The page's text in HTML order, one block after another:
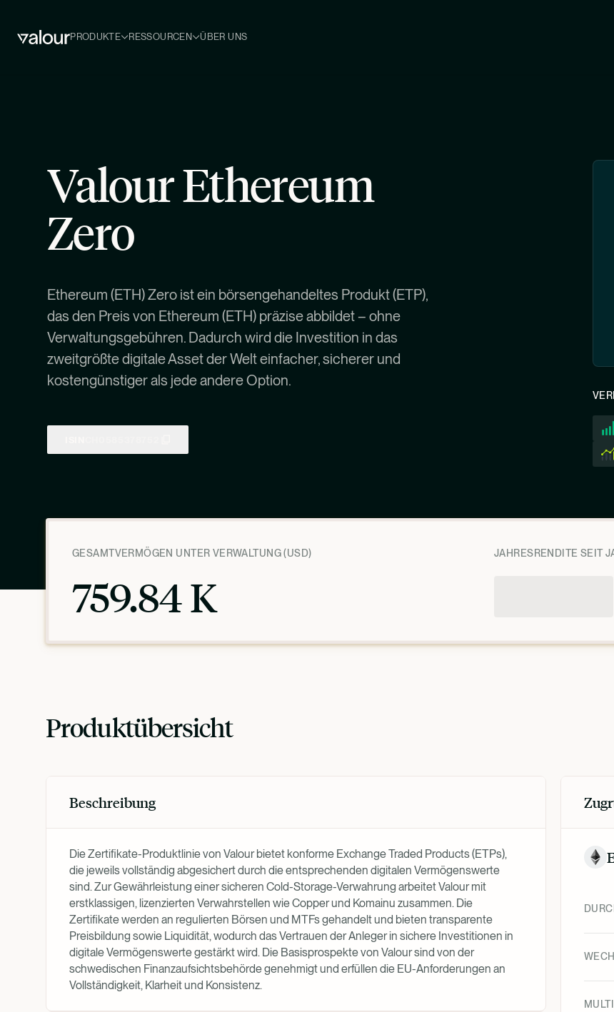
PRODUKTE RESSOURCEN ÜBER UNS
Valour Ethereum
Zero
Ethereum (ETH) Zero ist ein börsengehandeltes Produkt (ETP),
das den Preis von Ethereum (ETH) präzise abbildet – ohne
Verwaltungsgebühren. Dadurch wird die Investition in das
zweitgrößte digitale Asset der Welt einfacher, sicherer und
kostengünstiger als jede andere Option.
GESAMTVERMÖGEN UNTER VERWALTUNG (USD)
759.84 K
JAHRESRENDITE SEIT
Produktübersicht
Beschreibung
Die Zertifikate-Produktlinie von Valour bietet konforme Exchange Traded Products (ETPs),
die jeweils vollständig abgesichert durch die entsprechenden digitalen Vermögenswerte
sind. Zur Gewährleistung einer sicheren Cold-Storage-Verwahrung arbeitet Valour mit
erstklassigen, lizenzierten Verwahrstellen wie Copper und Komainu zusammen. Die
Zertifikate werden an regulierten Börsen und MTFs gehandelt und bieten transparente
Preisbildung sowie Liquidität, wodurch das Vertrauen der Anleger in sichere Investitionen in
digitale Vermögenswerte gestärkt wird. Die Basisprospekte von Valour sind von der
schwedischen Finanzaufsichtsbehörde genehmigt und erfüllen die EU-Anforderungen an
Vollständigkeit, Klarheit und Konsistenz.